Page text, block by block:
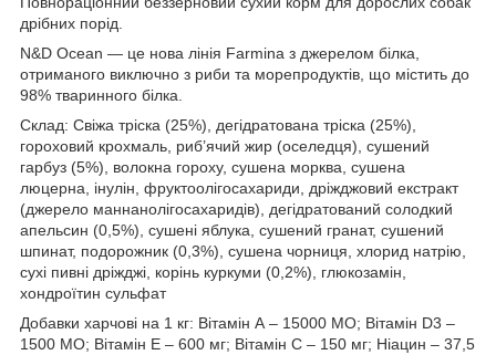
дрібних порід.
N&D Ocean — це нова лінія Farmina з джерелом білка,
отриманого виключно з риби та морепродуктів, що містить до
98% тваринного білка.
Склад: Свіжа тріска (25%), дегідратована тріска (25%),
гороховий крохмаль, риб’ячий жир (оселедця), сушений
гарбуз (5%), волокна гороху, сушена морква, сушена
люцерна, інулін, фруктоолігосахариди, дріжджовий екстракт
(джерело маннанолігосахаридів), дегідратований солодкий
апельсин (0,5%), сушені яблука, сушений гранат, сушений
шпинат, подорожник (0,3%), сушена чорниця, хлорид натрію,
сухі пивні дріжджі, корінь куркуми (0,2%), глюкозамін,
хондроїтин сульфат
Добавки харчові на 1 кг: Вітамін А – 15000 МО; Вітамін D3 –
1500 МО; Вітамін Е – 600 мг; Вітамін С – 150 мг; Ніацин – 37,5